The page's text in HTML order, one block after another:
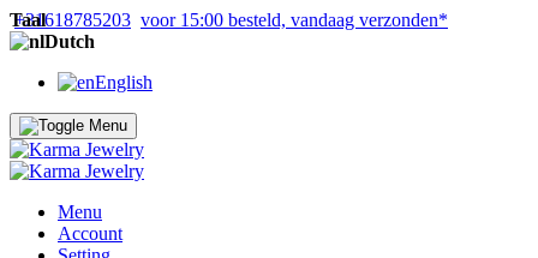
+31618785203 voor 15:00 besteld, vandaag verzonden*
Taal
Dutch
English
Menu
Account